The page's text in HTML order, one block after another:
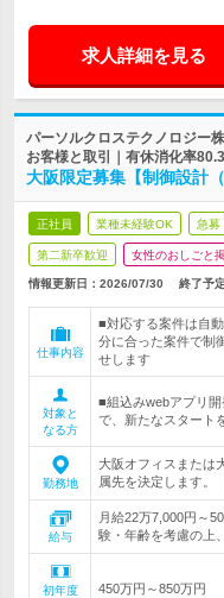
求人詳細を見る
パーソルクロステクノロジー
お客様と取引｜有休消化率
大阪限定募集【制御設計
正社員 業種未経験OK 急募
第二新卒歓迎 女性のおしごと
情報更新日：2026/07/30 終了予
仕事内容
■対応する案件は自
分に合った案件で制
せします
対象と
なる方
■組込みwebアプリ
で、新たなスタート
勤務地
大阪オフィスまたは
属先を決定します。
給与
月給22万7,000円～
験・年齢を考慮の上
初年度
450万円～850万円